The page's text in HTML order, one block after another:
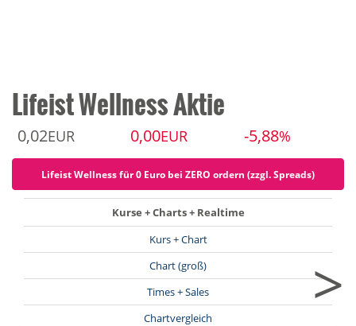
Lifeist Wellness Aktie
0,02EUR 0,00EUR -5,88%
Lifeist Wellness für 0 Euro bei ZERO ordern (zzgl. Spreads)
Kurse + Charts + Realtime
Kurs + Chart
Chart (groß)
Times + Sales
Chartvergleich
>